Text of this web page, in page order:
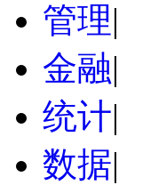
管理|
金融|
统计|
数据|